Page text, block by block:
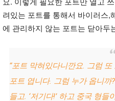
려있는 포트를 통해서 바이러스,
에 관리하지 않는 포트는 닫아두
“포트 막혀있다니깐요. 그럼
포트 엽니다. 그럼 누가 옵니
들고. ‘저기다!’ 하고 중국 형들